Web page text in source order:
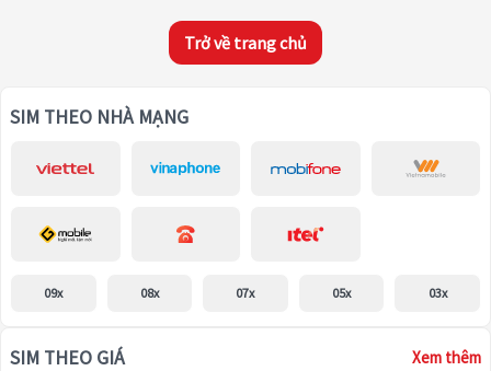
Trở về trang chủ
SIM THEO NHÀ MẠNG
09x 08x 07x 05x 03x
SIM THEO GIÁ Xem thêm